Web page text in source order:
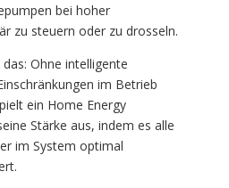
bei hoher
zu steuern oder zu drosseln.
Ohne intelligente
im Betrieb
ein Home Energy
Stärke aus, indem es alle
im System optimal